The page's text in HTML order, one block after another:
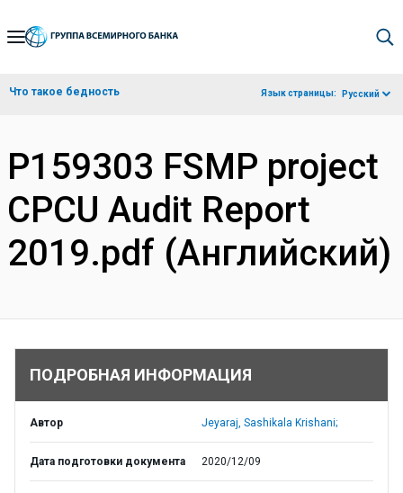
Skip
Navigation
Что такое бедность Язык страницы: Русский
P159303 FSMP project
CPCU Audit Report
2019.pdf (Английский)
ПОДРОБНАЯ ИНФОРМАЦИЯ
Автор Jeyaraj, Sashikala Krishani;
Дата подготовки документа 2020/12/09